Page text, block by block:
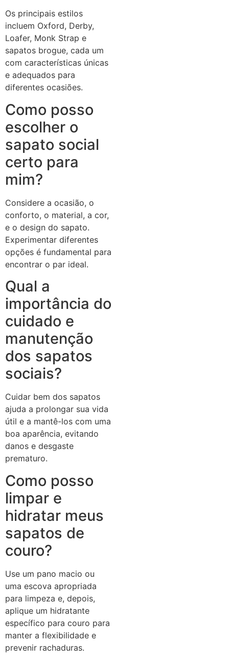
Os principais estilos
incluem Oxford, Derby,
Loafer, Monk Strap e
sapatos brogue, cada um
com características únicas
e adequados para
diferentes ocasiões.
Como posso
escolher o
sapato social
certo para
mim?
Considere a ocasião, o
conforto, o material, a cor,
e o design do sapato.
Experimentar diferentes
opções é fundamental para
encontrar o par ideal.
Qual a
importância do
cuidado e
manutenção
dos sapatos
sociais?
Cuidar bem dos sapatos
ajuda a prolongar sua vida
útil e a mantê-los com uma
boa aparência, evitando
danos e desgaste
prematuro.
Como posso
limpar e
hidratar meus
sapatos de
couro?
Use um pano macio ou
uma escova apropriada
para limpeza e, depois,
aplique um hidratante
específico para couro para
manter a flexibilidade e
prevenir rachaduras.